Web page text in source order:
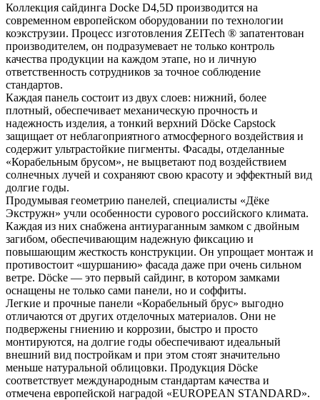
Коллекция сайдинга Docke D4,5D производится на
современном европейском оборудовании по технологии
коэкструзии. Процесс изготовления ZEITech ® запатентован
производителем, он подразумевает не только контроль
качества продукции на каждом этапе, но и личную
ответственность сотрудников за точное соблюдение
стандартов.
Каждая панель состоит из двух слоев: нижний, более
плотный, обеспечивает механическую прочность и
надежность изделия, а тонкий верхний Döcke Capstock
защищает от неблагоприятного атмосферного воздействия и
содержит ультрастойкие пигменты. Фасады, отделанные
«Корабельным брусом», не выцветают под воздействием
солнечных лучей и сохраняют свою красоту и эффектный вид
долгие годы.
Продумывая геометрию панелей, специалисты «Дёке
Экстружн» учли особенности сурового российского климата.
Каждая из них снабжена антиураганным замком с двойным
загибом, обеспечивающим надежную фиксацию и
повышающим жесткость конструкции. Он упрощает монтаж и
противостоит «шуршанию» фасада даже при очень сильном
ветре. Döcke — это первый сайдинг, в котором замками
оснащены не только сами панели, но и соффиты.
Легкие и прочные панели «Корабельный брус» выгодно
отличаются от других отделочных материалов. Они не
подвержены гниению и коррозии, быстро и просто
монтируются, на долгие годы обеспечивают идеальный
внешний вид постройкам и при этом стоят значительно
меньше натуральной облицовки. Продукция Döcke
соответствует международным стандартам качества и
отмечена европейской наградой «EUROPEAN STANDARD».